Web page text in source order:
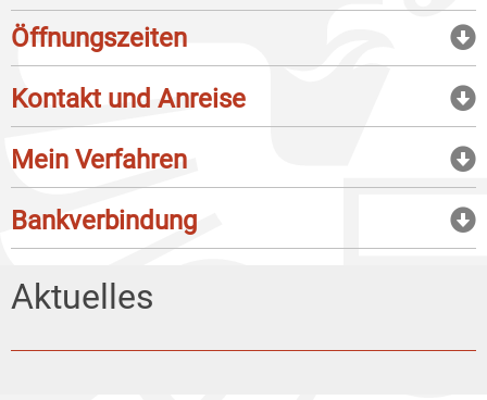
Öffnungszeiten
Kontakt und Anreise
Mein Verfahren
Bankverbindung
Aktuelles